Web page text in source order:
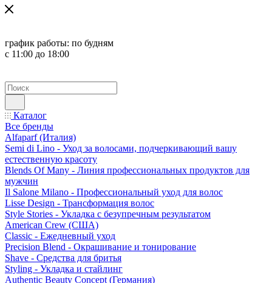
график работы: по будням
с 11:00 до 18:00
Каталог
Все бренды
Alfaparf (Италия)
Semi di Lino - Уход за волосами, подчеркивающий вашу
естественную красоту
Blends Of Many - Линия профессиональных продуктов для
мужчин
Il Salone Milano - Профессиональный уход для волос
Lisse Design - Трансформация волос
Style Stories - Укладка с безупречным результатом
American Crew (США)
Classic - Ежедневный уход
Precision Blend - Окрашивание и тонирование
Shave - Средства для бритья
Styling - Укладка и стайлинг
Authentic Beauty Concept (Германия)